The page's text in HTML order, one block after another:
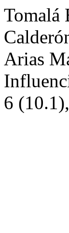
Tomalá
Arias
6